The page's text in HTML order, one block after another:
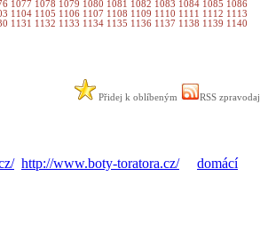
1077 1078 1079 1080 1081 1082 1083 1084 1085 1086
1104 1105 1106 1107 1108 1109 1110 1111 1112 1113
1131 1132 1133 1134 1135 1136 1137 1138 1139 1140
Přidej k oblíbeným
RSS zpravodaj
http://www.boty-toratora.cz/
domácí